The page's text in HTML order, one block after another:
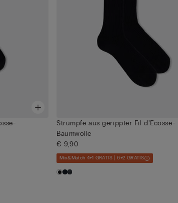
Strümpfe aus gerippter Fil d'Ecosse-
Baumwolle
€ 9,90
Mix&Match 4+1 GRATIS | 6+2 GRATIS